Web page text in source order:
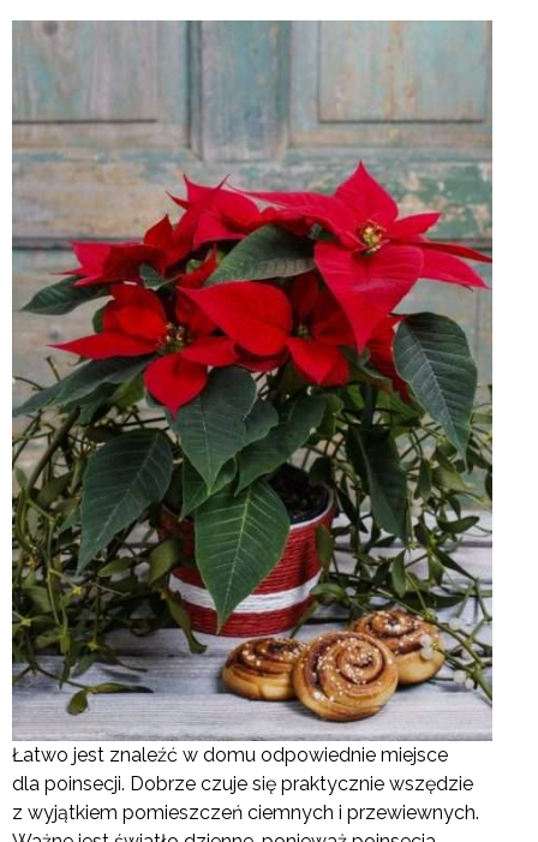
Łatwo jest znaleźć w domu odpowiednie miejsce
dla poinsecji. Dobrze czuje się praktycznie wszędzie
z wyjątkiem pomieszczeń ciemnych i przewiewnych.